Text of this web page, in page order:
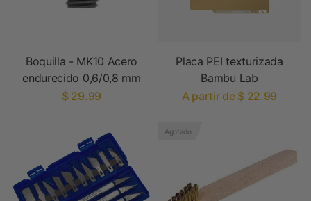
Boquilla - MK10 Acero
endurecido 0,6/0,8 mm
$ 29.99
Placa PEI texturizada
Bambu Lab
A partir de $ 22.99
Agotado